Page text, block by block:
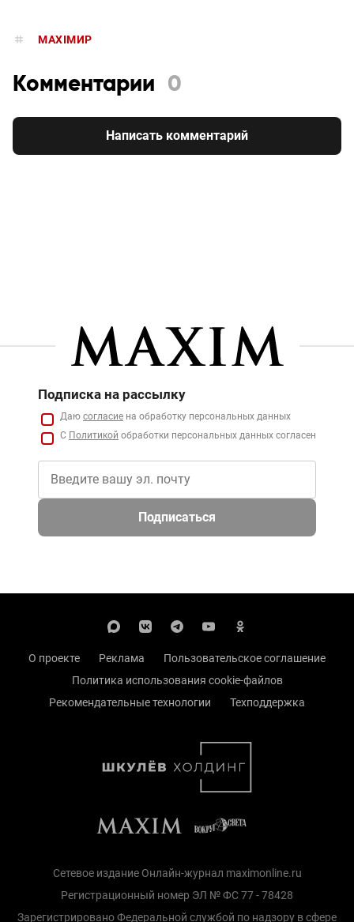
MAXIMИР
Комментарии 0
Написать комментарий
Подписка на рассылку
Даю согласие на обработку персональных данных
С Политикой обработки персональных данных согласен
Подписаться
О проекте Реклама
Пользовательское соглашение
Политика использования cookie-файлов
Рекомендательные технологии
Техподдержка
Сетевое издание Онлайн-журнал maximonline.ru
Регистрационный номер ЭЛ № ФС 77 - 78428
Зарегистрировано Федеральной службой по надзору в сфере